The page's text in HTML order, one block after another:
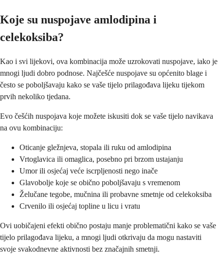
Koje su nuspojave amlodipina i
celekoksiba?
Kao i svi lijekovi, ova kombinacija može uzrokovati nuspojave, iako je
mnogi ljudi dobro podnose. Najčešće nuspojave su općenito blage i
često se poboljšavaju kako se vaše tijelo prilagođava lijeku tijekom
prvih nekoliko tjedana.
Evo češćih nuspojava koje možete iskusiti dok se vaše tijelo navikava
na ovu kombinaciju:
Oticanje gležnjeva, stopala ili ruku od amlodipina
Vrtoglavica ili omaglica, posebno pri brzom ustajanju
Umor ili osjećaj veće iscrpljenosti nego inače
Glavobolje koje se obično poboljšavaju s vremenom
Želučane tegobe, mučnina ili probavne smetnje od celekoksiba
Crvenilo ili osjećaj topline u licu i vratu
Ovi uobičajeni efekti obično postaju manje problematični kako se vaše
tijelo prilagođava lijeku, a mnogi ljudi otkrivaju da mogu nastaviti
svoje svakodnevne aktivnosti bez značajnih smetnji.